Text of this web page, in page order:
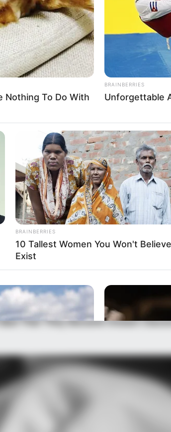
Nothing To Do With
BRAINBERRIES
Unforgettable
BRAINBERRIES
10 Tallest Women You Won't Believe
Exist